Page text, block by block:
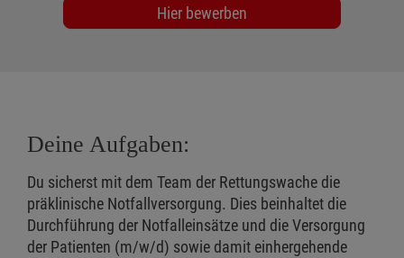
Hier bewerben
Deine Aufgaben:
Du sicherst mit dem Team der Rettungswache die
präklinische Notfallversorgung. Dies beinhaltet die
Durchführung der Notfalleinsätze und die Versorgung
der Patienten (m/w/d) sowie damit einhergehende